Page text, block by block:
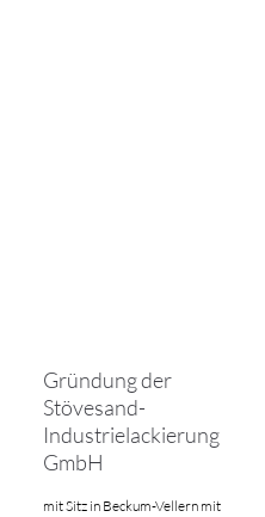
Gründung der
Stövesand-
Industrielackierung
GmbH
mit Sitz in Beckum-Vellern mit